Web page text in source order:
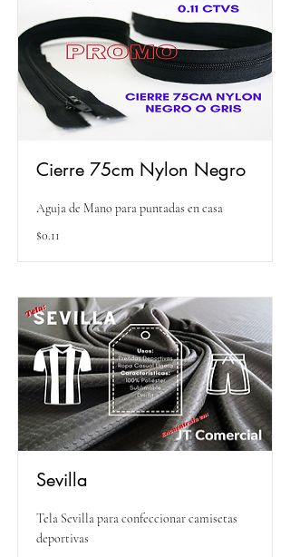
Cierre 75cm Nylon Negro
Aguja de Mano para puntadas en casa
$0.11
Sevilla
Tela Sevilla para confeccionar camisetas
deportivas